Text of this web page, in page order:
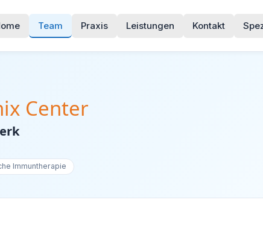
Team Praxis Leistungen Kontakt
Center
Immuntherapie